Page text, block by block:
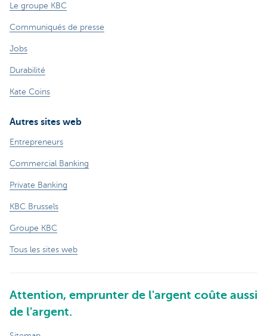
Le groupe KBC
Communiqués de presse
Jobs
Durabilité
Kate Coins
Autres sites web
Entrepreneurs
Commercial Banking
Private Banking
KBC Brussels
Groupe KBC
Tous les sites web
Attention, emprunter de l'argent coûte aussi
de l'argent.